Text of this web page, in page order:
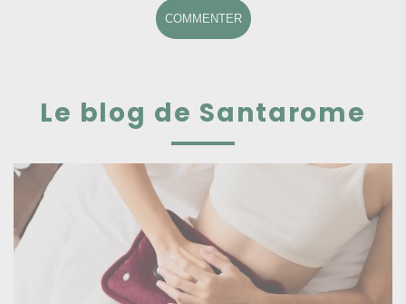
COMMENTER
Le blog de Santarome